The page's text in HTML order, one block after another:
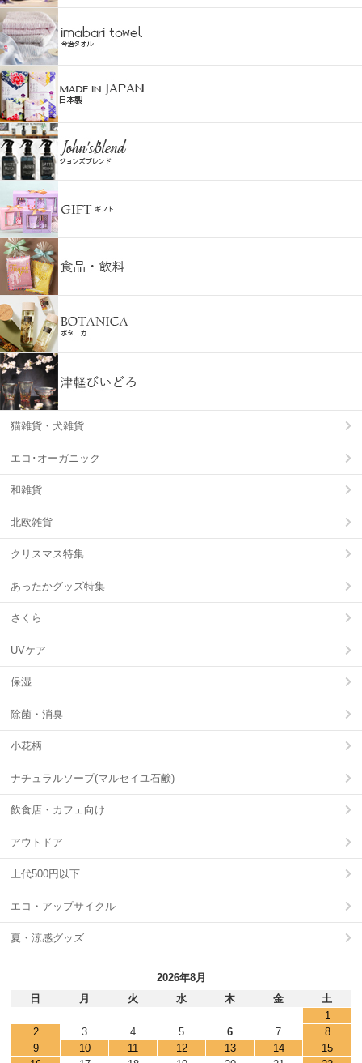
猫雑貨・犬雑貨
エコ･オーガニック
和雑貨
北欧雑貨
クリスマス特集
あったかグッズ特集
さくら
UVケア
保湿
除菌・消臭
小花柄
ナチュラルソープ(マルセイユ石鹸)
飲食店・カフェ向け
アウトドア
上代500円以下
エコ・アップサイクル
夏・涼感グッズ
2026年8月
日
月 火 水 木 金
土
1
2
3 4 5 6 7
8
9
10 11 12 13 14
15